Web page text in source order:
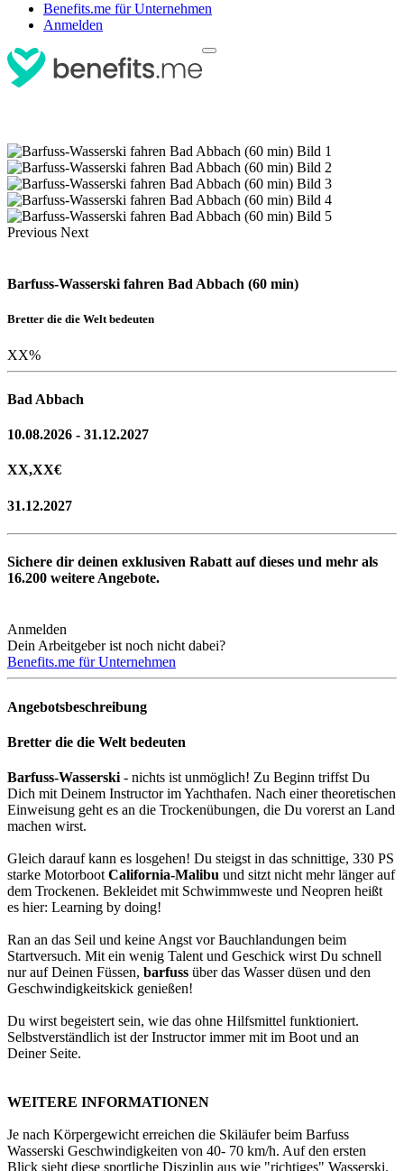
Benefits.me für Unternehmen
Anmelden
Previous Next
Barfuss-Wasserski fahren Bad Abbach (60 min)
Bretter die die Welt bedeuten
XX%
Bad Abbach
10.08.2026 - 31.12.2027
XX,XX€
31.12.2027
Sichere dir deinen exklusiven Rabatt auf dieses und mehr als
16.200 weitere Angebote.
Anmelden
Dein Arbeitgeber ist noch nicht dabei?
Benefits.me für Unternehmen
Angebotsbeschreibung
Bretter die die Welt bedeuten
Barfuss-Wasserski - nichts ist unmöglich! Zu Beginn triffst Du
Dich mit Deinem Instructor im Yachthafen. Nach einer theoretischen
Einweisung geht es an die Trockenübungen, die Du vorerst an Land
machen wirst.
Gleich darauf kann es losgehen! Du steigst in das schnittige, 330 PS
starke Motorboot California-Malibu und sitzt nicht mehr länger auf
dem Trockenen. Bekleidet mit Schwimmweste und Neopren heißt
es hier: Learning by doing!
Ran an das Seil und keine Angst vor Bauchlandungen beim
Startversuch. Mit ein wenig Talent und Geschick wirst Du schnell
nur auf Deinen Füssen, barfuss über das Wasser düsen und den
Geschwindigkeitskick genießen!
Du wirst begeistert sein, wie das ohne Hilfsmittel funktioniert.
Selbstverständlich ist der Instructor immer mit im Boot und an
Deiner Seite.
WEITERE INFORMATIONEN
Je nach Körpergewicht erreichen die Skiläufer beim Barfuss
Wasserski Geschwindigkeiten von 40- 70 km/h. Auf den ersten
Blick sieht diese sportliche Disziplin aus wie "richtiges" Wasserski.